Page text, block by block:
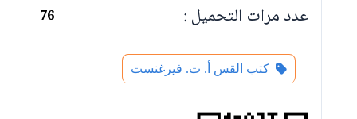
عدد مرات التحميل : 76
كتب القس أ. ت. فيرغنست